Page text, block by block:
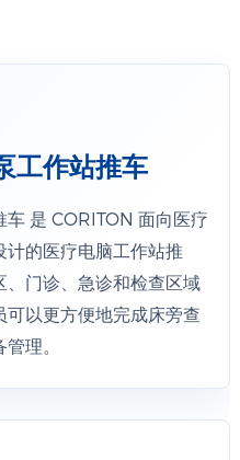
工作站推车
是 CORITON 面向医疗
的医疗电脑工作站推
门诊、急诊和检查区域
以更方便地完成床旁查
理。